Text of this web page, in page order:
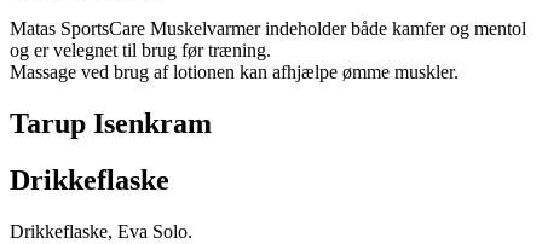
Matas SportsCare Muskelvarmer indeholder både kamfer og mentol
og er velegnet til brug før træning.
Massage ved brug af lotionen kan afhjælpe ømme muskler.
Tarup Isenkram
Drikkeflaske
Drikkeflaske, Eva Solo.